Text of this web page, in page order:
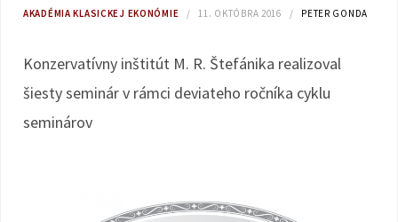
b
o
u
AKADÉMIA KLASICKEJ EKONÓMIE 11. OKTÓBRA 2016 PETER GONDA
Konzervatívny inštitút M. R. Štefánika realizoval
šiesty seminár v rámci deviateho ročníka cyklu
seminárov